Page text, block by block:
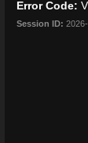
Bonnes
La soif du